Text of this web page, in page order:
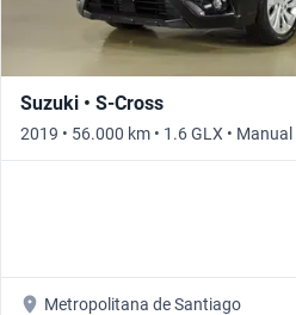
Suzuki • S-Cross
2019 • 56.000 km • 1.6 GLX • Manual
Metropolitana de Santiago